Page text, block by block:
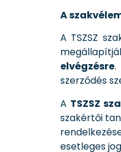
A
A TSZSZ
elvégzésre.
szerződés
A TSZSZ
szakértői
esetleges